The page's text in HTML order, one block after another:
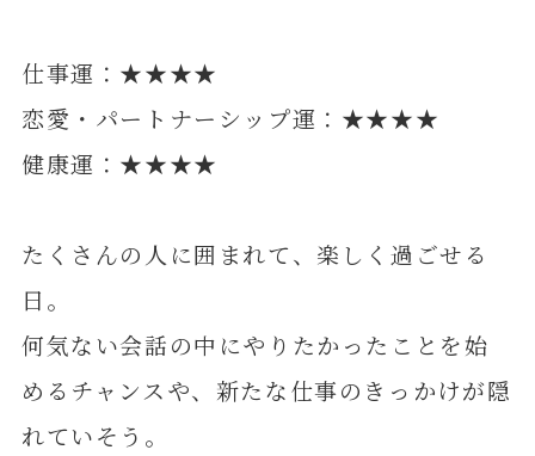
仕事運：★★★★
恋愛・パートナーシップ運：★★★★
健康運：★★★★
たくさんの人に囲まれて、楽しく過ごせる
日。
何気ない会話の中にやりたかったことを始
めるチャンスや、新たな仕事のきっかけが隠
れていそう。